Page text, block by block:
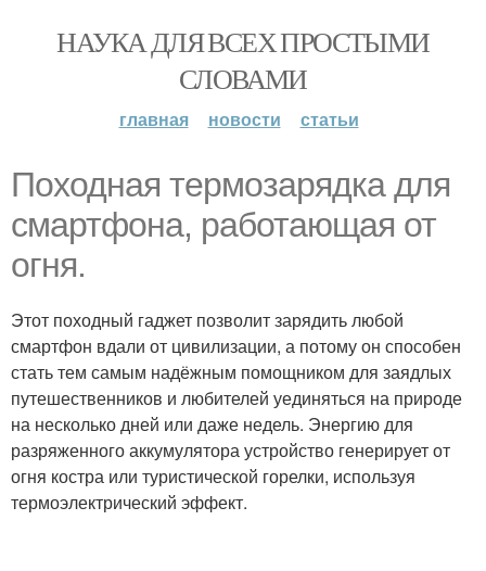
НАУКА ДЛЯ ВСЕХ ПРОСТЫМИ
СЛОВАМИ
главная новости статьи
Походная термозарядка для
смартфона, работающая от
огня.
Этот походный гаджет позволит зарядить любой
смартфон вдали от цивилизации, а потому он способен
стать тем самым надёжным помощником для заядлых
путешественников и любителей уединяться на природе
на несколько дней или даже недель. Энергию для
разряженного аккумулятора устройство генерирует от
огня костра или туристической горелки, используя
термоэлектрический эффект.